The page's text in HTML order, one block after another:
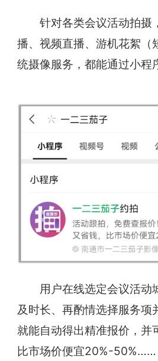
针对各类会议活动拍摄
播、视频直播、游机花絮（
统摄像服务，都能通过小程
用户在线选定会议活动
及时长、再酌情选择服务项
就能自动得出精准报价，并
比市场价便宜20%-50%……